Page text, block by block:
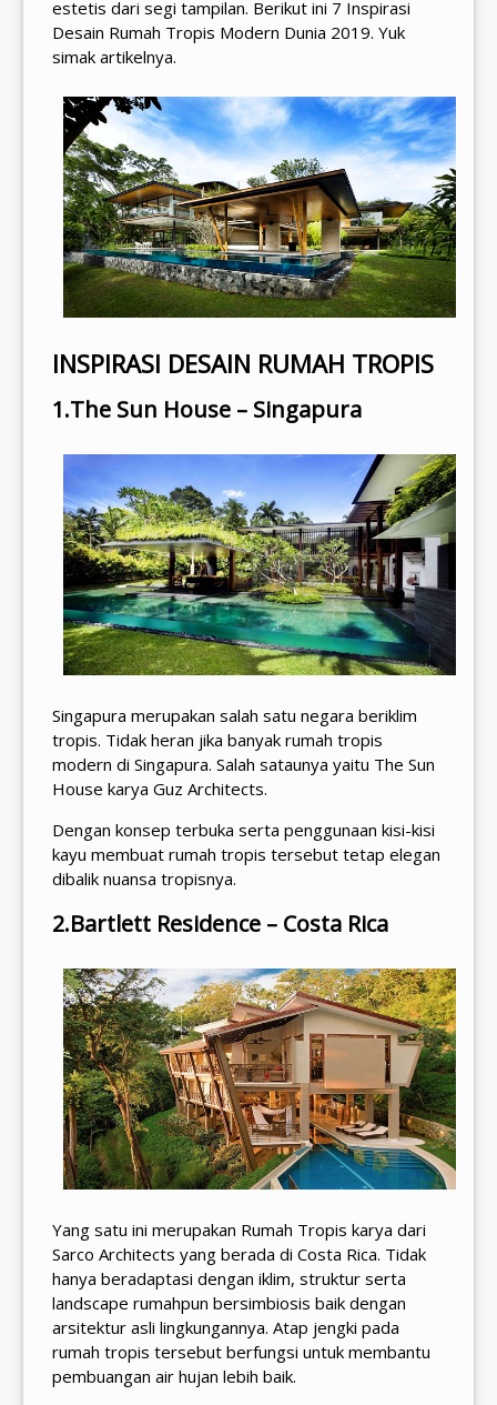
estetis dari segi tampilan. Berikut ini 7 Inspirasi
Desain Rumah Tropis Modern Dunia 2019. Yuk
simak artikelnya.
INSPIRASI DESAIN RUMAH TROPIS
1.The Sun House – Singapura
Singapura merupakan salah satu negara beriklim
tropis. Tidak heran jika banyak rumah tropis
modern di Singapura. Salah sataunya yaitu The Sun
House karya Guz Architects.
Dengan konsep terbuka serta penggunaan kisi-kisi
kayu membuat rumah tropis tersebut tetap elegan
dibalik nuansa tropisnya.
2.Bartlett Residence – Costa Rica
Yang satu ini merupakan Rumah Tropis karya dari
Sarco Architects yang berada di Costa Rica. Tidak
hanya beradaptasi dengan iklim, struktur serta
landscape rumahpun bersimbiosis baik dengan
arsitektur asli lingkungannya. Atap jengki pada
rumah tropis tersebut berfungsi untuk membantu
pembuangan air hujan lebih baik.